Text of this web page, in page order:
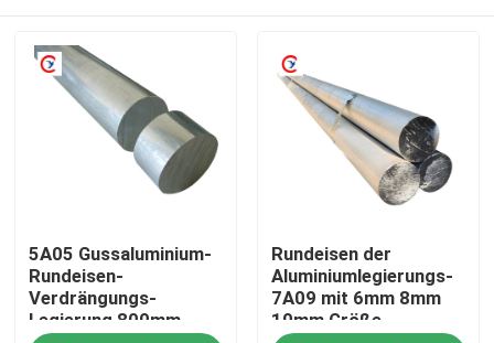
Heim
5A05 Gussaluminium-
Rundeisen-
Verdrängungs-
Legierung 800mm
Rundeisen der
Aluminiumlegierungs-
7A09 mit 6mm 8mm
10mm Größe